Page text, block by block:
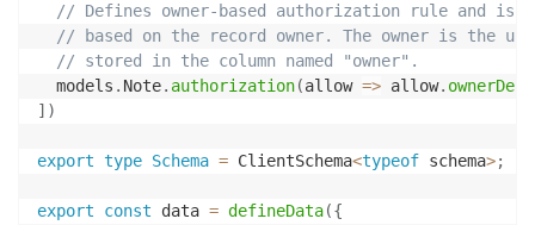
// Defines owner-based authorization rule and
// based on the record owner. The owner is the
// stored in the column named "owner".
  models
. Note. authorization(allow => allow.
] )
export type Schema = ClientSchema<typeof schema>;
export const data = defineData({